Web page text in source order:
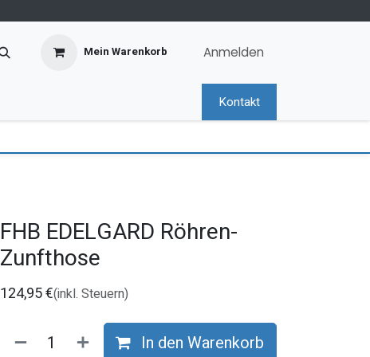
Mein Warenkorb Anmelden
Kontakt
FHB EDELGARD Röhren-
Zunfthose
124,95€(inkl. Steuern)
In den Warenkorb